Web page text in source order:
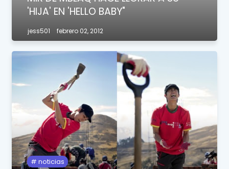
'HIJA' EN 'HELLO BABY"
jess501 febrero 02, 2012
noticias